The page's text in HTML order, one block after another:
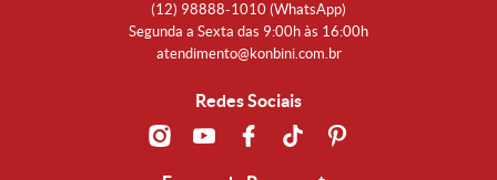
(12) 98888-1010 (WhatsApp)
Segunda a Sexta das 9:00h às 16:00h
atendimento@konbini.com.br
Redes Sociais